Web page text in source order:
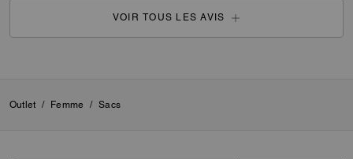
VOIR TOUS LES AVIS
Outlet / Femme / Sacs